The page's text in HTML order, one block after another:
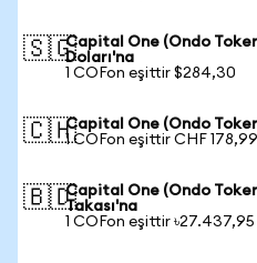
🇸🇬Capital One (Ondo
Doları'na
1 COFon eşittir $284,30
🇨🇭Capital One (Ondo
1 COFon eşittir CHF 178,99
🇧🇩Capital One (Ondo
Takası'na
1 COFon eşittir ৳27.437,95